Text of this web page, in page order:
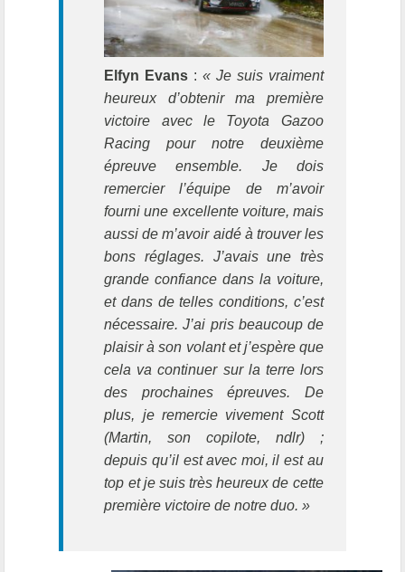
Elfyn Evans :« Je suis vraiment
heureux d’obtenir ma première
victoire avec le Toyota Gazoo
Racing pour notre deuxième
épreuve ensemble. Je dois
remercier l’équipe de m’avoir
fourni une excellente voiture, mais
aussi de m’avoir aidé à trouver les
bons réglages. J’avais une très
grande confiance dans la voiture,
et dans de telles conditions, c’est
nécessaire. J’ai pris beaucoup de
plaisir à son volant et j’espère que
cela va continuer sur la terre lors
des prochaines épreuves. De
plus, je remercie vivement Scott
(Martin, son copilote, ndlr) ;
depuis qu’il est avec moi, il est au
top et je suis très heureux de cette
première victoire de notre duo. »